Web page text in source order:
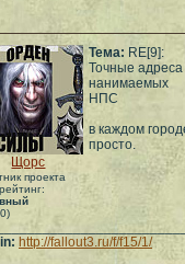
Щорс
проекта
Тема: RE[9]:
Точные адреса
нанимаемых
НПС
в каждом
просто.
http://fallout3.ru/f/f15/1/